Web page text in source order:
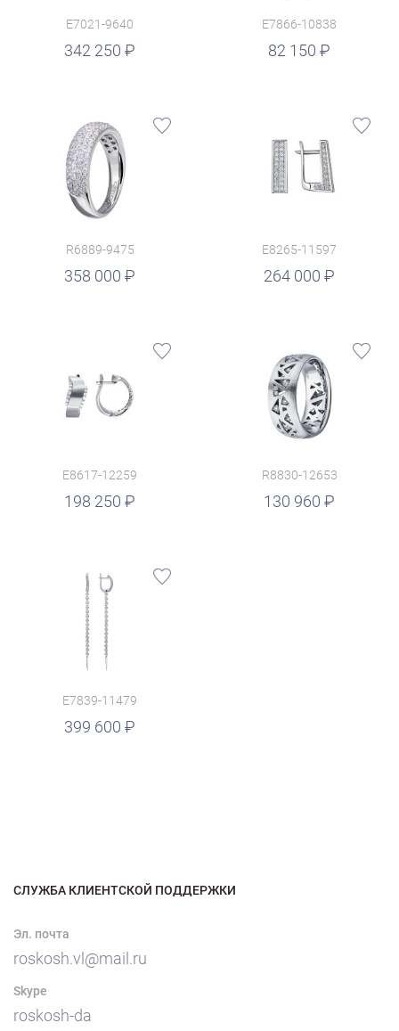
E7021-9640
342 250
E7866-10838
82 150
руб.
R6889-9475
358 000
E8265-11597
264 000
руб.
E8617-12259
198 250
R8830-12653
130 960
руб.
E7839-11479
399 600
СЛУЖБА КЛИЕНТСКОЙ ПОДДЕРЖКИ
Эл. почта
roskosh.vl@mail.ru
Skype
roskosh-da